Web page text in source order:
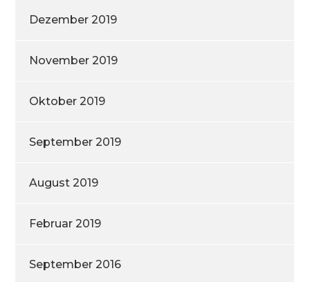
Dezember 2019
November 2019
Oktober 2019
September 2019
August 2019
Februar 2019
September 2016